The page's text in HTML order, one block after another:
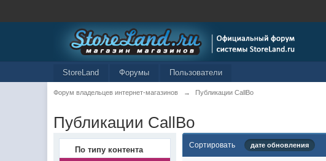
StoreLand Форумы Пользователи
Форум владельцев интернет-магазинов → Публикации CallBo
Публикации CallBo
По типу контента Сортировать дате обновления